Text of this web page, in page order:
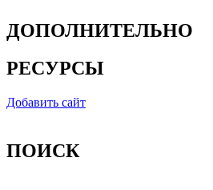
ДОПОЛНИТЕЛЬНО
РЕСУРСЫ
Добавить сайт
ПОИСК